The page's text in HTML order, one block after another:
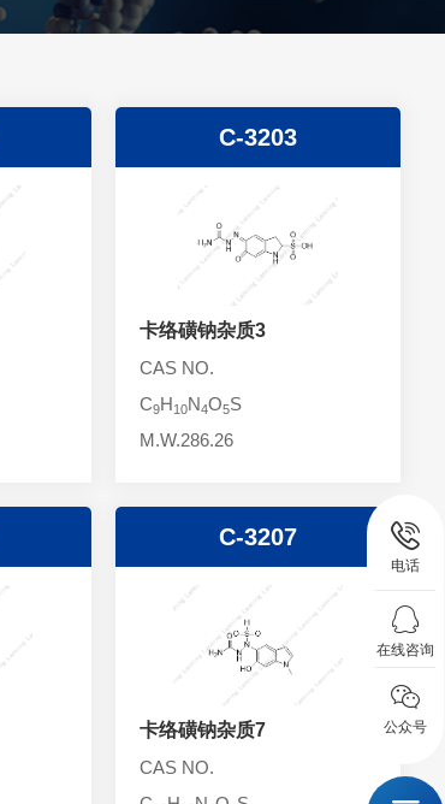
C-3203
卡络磺钠杂质3
CAS NO.
C9H10N4O5S
M.W.286.26
C-3207
卡络磺钠杂质7
CAS NO.
电话
在线咨询
公众号